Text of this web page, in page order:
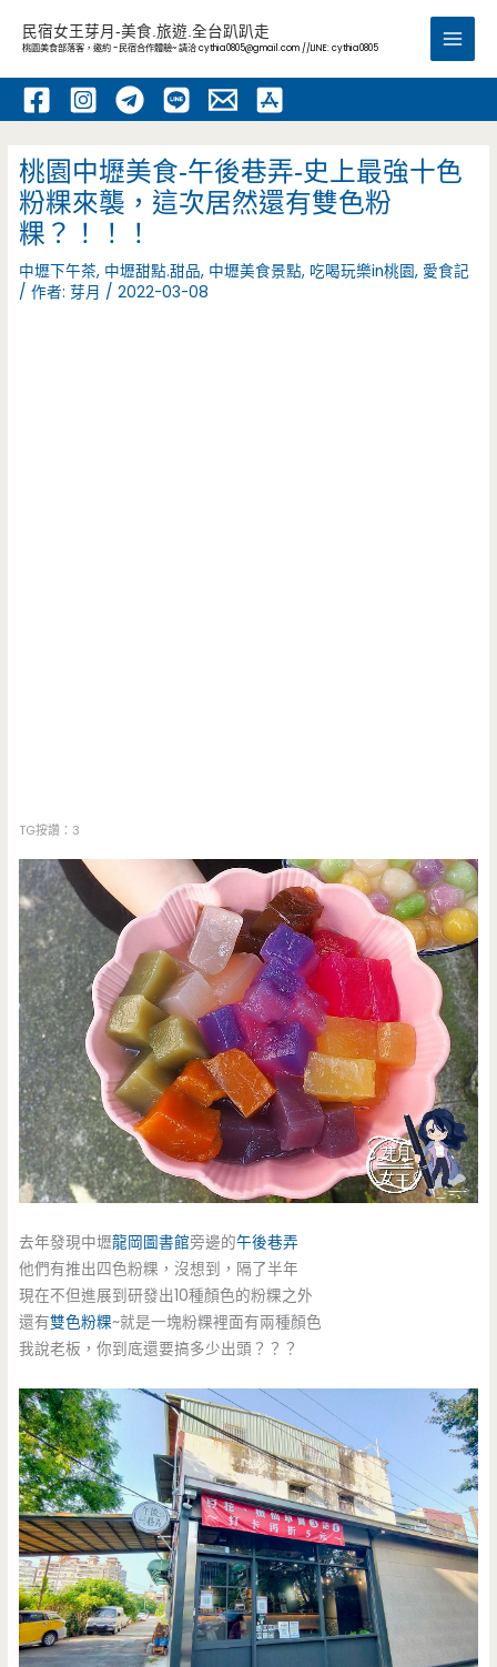
內
民宿女王芽月-美食.旅遊.全台趴趴走
桃園美食部落客，邀約 -民宿合作體驗~ 請洽cythia0805@gmail.com //LINE: cythia0805
Main
桃園中壢美食-午後巷弄-史上最強十色
粉粿來襲，這次居然還有雙色粉
粿？！！！
中壢下午茶, 中壢甜點.甜品, 中壢美食景點, 吃喝玩樂in桃園, 愛食記
/ 作者:芽月 /2022-03-08
TG按讚：3
去年發現中壢龍岡圖書館旁邊的午後巷弄
他們有推出四色粉粿，沒想到，隔了半年
現在不但進展到研發出10種顏色的粉粿之外
還有雙色粉粿~就是一塊粉粿裡面有兩種顏色
我說老板，你到底還要搞多少出頭？？？